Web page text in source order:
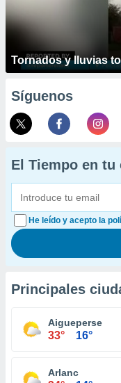
Tornados y lluvias
Síguenos
El Tiempo en tu
He leído y acepto la
Principales
Aigueperse
33° 16°
Arlanc